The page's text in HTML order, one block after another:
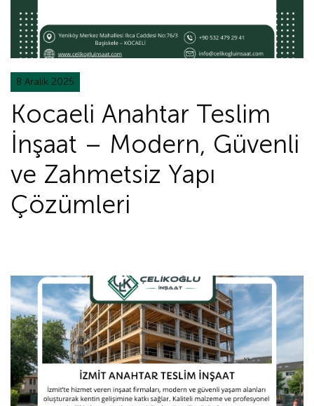
8 Aralık 2025
Kocaeli Anahtar Teslim
İnşaat – Modern, Güvenli
ve Zahmetsiz Yapı
Çözümleri